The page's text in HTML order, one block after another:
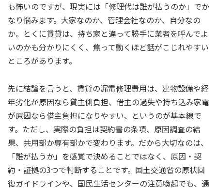
も怖いのですが、現実には「修理代は誰が払うのか」でか
なり悩みます。大家なのか、管理会社なのか、自分なの
か。とくに賃貸は、持ち家と違って勝手に業者を呼んでよ
いのかも分かりにくく、焦って動くほど話がこじれやすい
ところがあります。
先に結論を言うと、賃貸の漏電修理費用は、建物設備や経
年劣化が原因なら貸主側負担、借主の過失や持ち込み家電
が原因なら借主負担になりやすい、というのが基本線で
す。ただし、実際の負担は契約書の条項、原因調査の結
果、共用部か専有部かで変わります。だから大切なのは、
「誰が払うか」を感覚で決めることではなく、原因・契
約・証拠の3つで判断することです。国土交通省の原状回
復ガイドラインや、国民生活センターの注意喚起でも、通